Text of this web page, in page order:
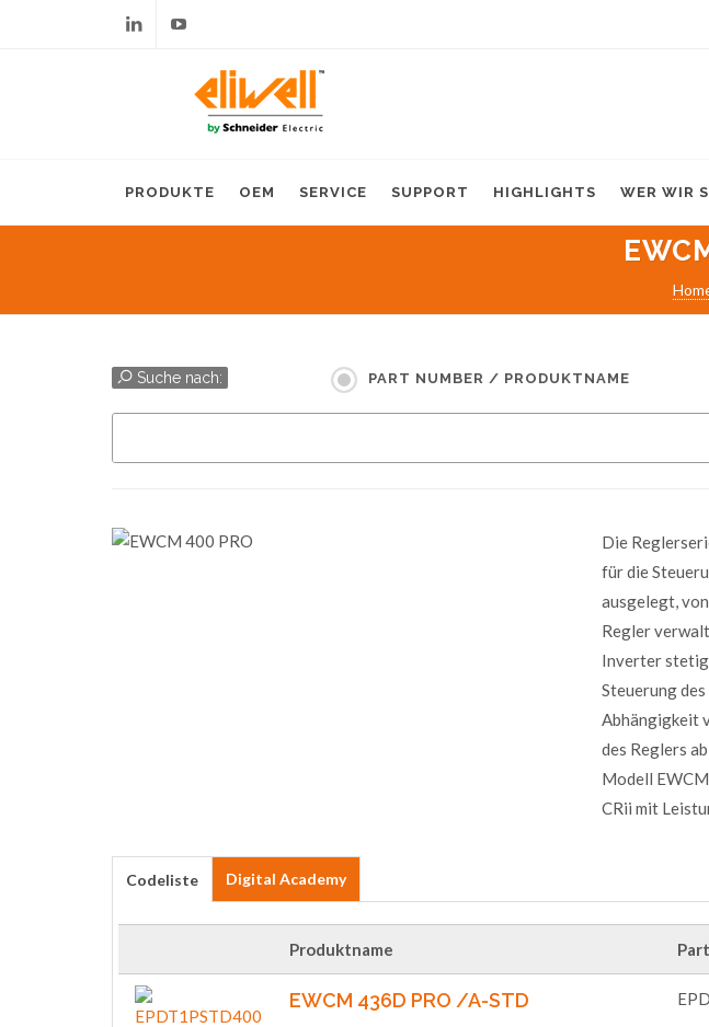
PRODUKTE OEM SERVICE SUPPORT HIGHLIGHTS WER WIR
Suche nach: PART NUMBER / PRODUKTNAME
Die
für die
ausgelegt,
Regler
Inverter stetig
Steuerung
Abhängigkeit
des Reglers
Modell
CRii mit
Codeliste Digital Academy
Produktname
EWCM 436D PRO /A-STD